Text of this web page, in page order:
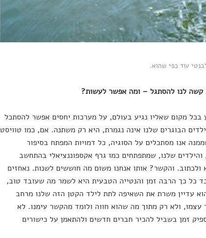
עוד כפי שהוא.
לנו להסתגל – ומה אפשר לעשות?
מקום שאליו נגיע בעולם, על מערכות יחסים אפשר להסתכל
הבוגרים שלנו אינה נגמרת, היא רק משתנה. אם, כמו טוויסט
אנו מסתכלים על הסוגיה, כל דמויות המפתח בסיפור
שלנו, שמתפתחים כמו גרף אקספוננציאלי בהתחשב
והקשר? אותו אנחנו משום מה חוששים לשנות. נאחזים
כל כך הרבה זמן והנטייה הטבעית היא לשמר מה שעובד טוב,
עדיין משרת את השאיפה לתת לילד הקטן הזה שלנו מרחב
ולא רק מתוך מה שהוא חווה ולומד מהקשר עימנו. לא
זמן בשביל להכיר חברים חדשים ולהתאמן על כישורים